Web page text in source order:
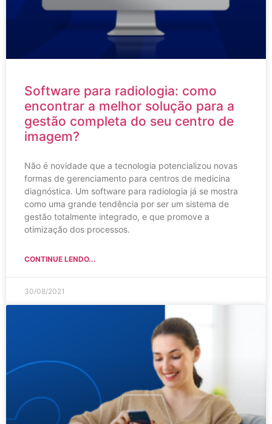
Software para radiologia: como
encontrar a melhor solução para a
gestão completa do seu centro de
imagem?
Não é novidade que a tecnologia potencializou novas
formas de gerenciamento para centros de medicina
diagnóstica. Um software para radiologia já se mostra
como uma grande tendência por ser um sistema de
gestão totalmente integrado, e que promove a
otimização dos processos.
CONTINUE LENDO...
30/08/2021